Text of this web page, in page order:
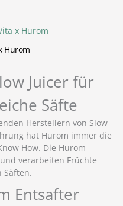
Hurom
Juicer für
Säfte
Herstellern von Slow
hat Hurom immer die
How. Die Hurom
verarbeiten Früchte
Säften.
Entsafter